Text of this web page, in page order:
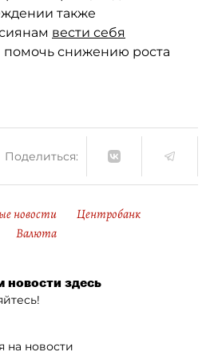
также
вести себя
помочь снижению роста
Поделиться:
новости
Центробанк
Валюта
здесь
на новости